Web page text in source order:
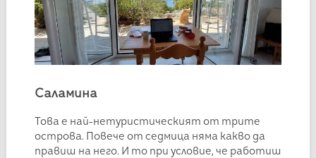
Саламина
Това е най-нетуристическият от трите
острова. Повече от седмица няма какво да
правиш на него. И то при условие, че работиш